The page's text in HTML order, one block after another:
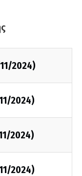
2024)
2024)
2024)
2024)